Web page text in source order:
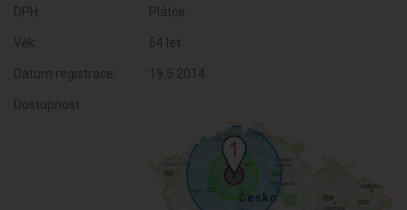
DPH: Plátce
Věk: 64 let
Datum registrace: 19.5.2014
Dostupnost: